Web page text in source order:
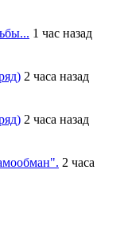
1 час назад
2 часа назад
2 часа назад
2 часа